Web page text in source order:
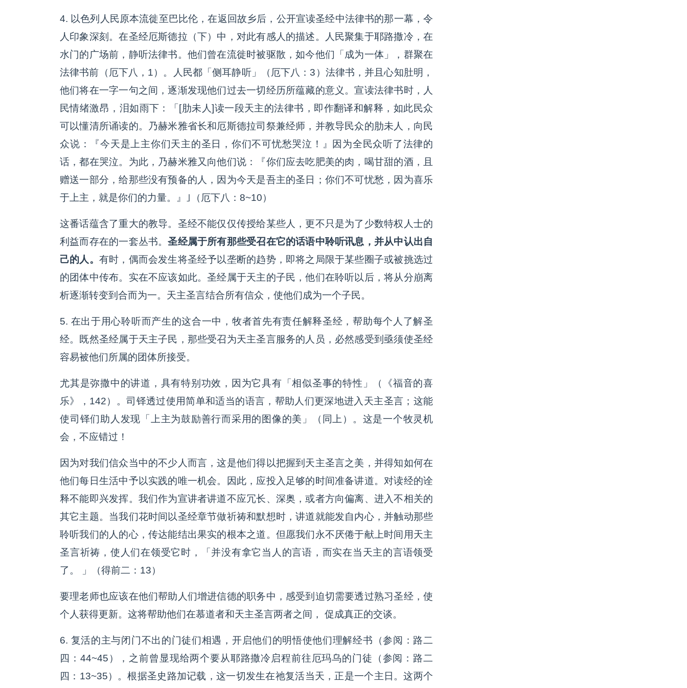
4. 以色列人民原本流徙至巴比伦，在返回故乡后，公开宣读圣经中法律书的那一幕，令
人印象深刻。在圣经厄斯德拉（下）中，对此有感人的描述。人民聚集于耶路撒冷，在
水门的广场前，静听法律书。他们曾在流徙时被驱散，如今他们「成为一体」，群聚在
法律书前（厄下八，1）。人民都「侧耳静听」（厄下八：3）法律书，并且心知肚明，
他们将在一字一句之间，逐渐发现他们过去一切经历所蕴藏的意义。宣读法律书时，人
民情绪激昂，泪如雨下：「[肋未人]读一段天主的法律书，即作翻译和解释，如此民众
可以懂清所诵读的。乃赫米雅省长和厄斯德拉司祭兼经师，并教导民众的肋未人，向民
众说：『今天是上主你们天主的圣日，你们不可忧愁哭泣！』因为全民众听了法律的
话，都在哭泣。为此，乃赫米雅又向他们说：『你们应去吃肥美的肉，喝甘甜的酒，且
赠送一部分，给那些没有预备的人，因为今天是吾主的圣日；你们不可忧愁，因为喜乐
于上主，就是你们的力量。』｣（厄下八：8~10）
这番话蕴含了重大的教导。圣经不能仅仅传授给某些人，更不只是为了少数特权人士的
利益而存在的一套丛书。圣经属于所有那些受召在它的话语中聆听讯息，并从中认出自
己的人。 有时，偶而会发生将圣经予以垄断的趋势，即将之局限于某些圈子或被挑选过
的团体中传布。实在不应该如此。圣经属于天主的子民，他们在聆听以后，将从分崩离
析逐渐转变到合而为一。天主圣言结合所有信众，使他们成为一个子民。
5. 在出于用心聆听而产生的这合一中，牧者首先有责任解释圣经，帮助每个人了解圣
经。既然圣经属于天主子民，那些受召为天主圣言服务的人员，必然感受到亟须使圣经
容易被他们所属的团体所接受。
尤其是弥撒中的讲道，具有特别功效，因为它具有「相似圣事的特性」（《福音的喜
乐》，142）。司铎透过使用简单和适当的语言，帮助人们更深地进入天主圣言；这能
使司铎们助人发现「上主为鼓励善行而采用的图像的美」（同上）。这是一个牧灵机
会，不应错过！
因为对我们信众当中的不少人而言，这是他们得以把握到天主圣言之美，并得知如何在
他们每日生活中予以实践的唯一机会。因此，应投入足够的时间准备讲道。对读经的诠
释不能即兴发挥。我们作为宣讲者讲道不应冗长、深奥，或者方向偏离、进入不相关的
其它主题。当我们花时间以圣经章节做祈祷和默想时，讲道就能发自内心，并触动那些
聆听我们的人的心，传达能结出果实的根本之道。但愿我们永不厌倦于献上时间用天主
圣言祈祷，使人们在领受它时，「并没有拿它当人的言语，而实在当天主的言语领受
了。 」（得前二：13）
要理老师也应该在他们帮助人们增进信德的职务中，感受到迫切需要透过熟习圣经，使
个人获得更新。这将帮助他们在慕道者和天主圣言两者之间， 促成真正的交谈。
6. 复活的主与闭门不出的门徒们相遇，开启他们的明悟使他们理解经书（参阅：路二
四：44~45），之前曾显现给两个要从耶路撒冷启程前往厄玛乌的门徒（参阅：路二
四：13~35）。根据圣史路加记载，这一切发生在祂复活当天，正是一个主日。这两个